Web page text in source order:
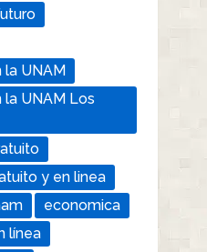
la UNAM
la UNAM Los
y en linea
economica
línea